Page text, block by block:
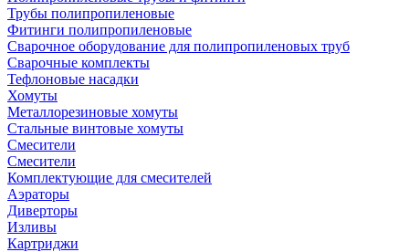
Трубы полипропиленовые
Фитинги полипропиленовые
Сварочное оборудование для полипропиленовых труб
Сварочные комплекты
Тефлоновые насадки
Хомуты
Металлорезиновые хомуты
Стальные винтовые хомуты
Смесители
Смесители
Комплектующие для смесителей
Аэраторы
Диверторы
Изливы
Картриджи